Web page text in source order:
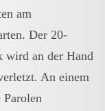
am
Der 20-
wird an der Hand
An einem